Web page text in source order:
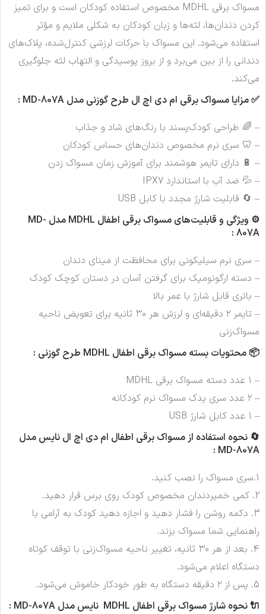
مسواک برقی MDHL مخصوص استفاده کودکان است و برای تمیز
کردن دندان‌ها، لثه‌ها و زبان کودکان به شکلی ملایم و مؤثر
استفاده می‌شود. این مسواک با حرکات لرزشی کنترل‌شده، پلاک‌های
دندانی را از بین می‌برد و از بروز پوسیدگی و التهاب لثه جلوگیری
می‌کند.
✅ مزایامسواک برقی ام دی اچ ال طرح گوزنی مدل MD-807A :
– 🌈 طراحی کودک‌پسند با رنگ‌های شاد و جذاب
– 🦷 سری نرم مخصوص دندان‌های حساس کودکان
– 🔋 دارای تایمر هوشمند برای آموزش زمان مسواک زدن
– 💦 ضد آب با استاندارد IPX7
– 🔄 قابلیت شارژ مجدد با کابل USB
⚙️ ویژگی و قابلیت‌های
مسواک برقی اطفال MDHL مدل MD-
807A :
– سری نرم سیلیکونی برای محافظت از مینای دندان
– دسته ارگونومیک برای گرفتن آسان در دستان کوچک کودک
– باتری قابل شارژ با عمر بالا
– تایمر ۲ دقیقه‌ای و لرزش هر ۳۰ ثانیه برای تعویض ناحیه
مسواک‌زنی
📦 محتویات بسته مسواک برقی اطفال MDHL طرح گوزنی :
– ۱ عدد دسته مسواک برقی MDHL
– ۲ عدد سری یدک مسواک نرم کودکانه
– ۱ عدد کابل شارژ USB
🔄 نحوه استفاده ازمسواک برقی اطفال ام دی اچ ال نایس مدل
MD-807A :
1.سری مسواک را نصب کنید.
2. کمی خمیردندان مخصوص کودک روی برس قرار دهید.
3. دکمه روشن را فشار دهید و اجازه دهید کودک به آرامی با
راهنمایی شما مسواک بزند.
4. بعد از هر ۳۰ ثانیه، تغییر ناحیه مسواک‌زنی با توقف کوتاه
دستگاه اعلام می‌شود.
5. پس از ۲ دقیقه دستگاه به طور خودکار خاموش می‌شود.
🔌 نحوه شارژمسواک برقی اطفال MDHL نایس مدل MD-807A :